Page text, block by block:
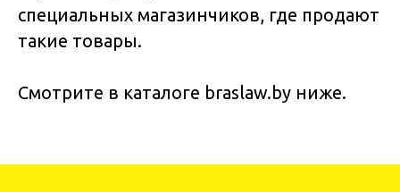
специальных магазинчиков, где продают
такие товары.
Смотрите в каталоге braslaw.by ниже.